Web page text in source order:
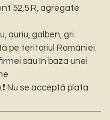
52,5 R, agregate
auriu, galben, gri.
pe teritoriul României.
sau în baza unei
Nu se acceptă plata